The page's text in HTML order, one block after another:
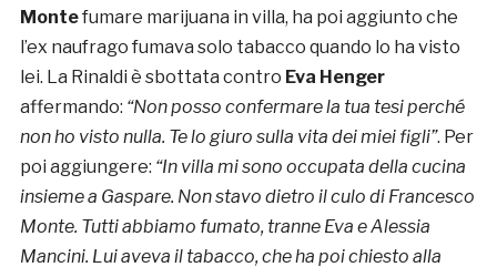
Montefumare marijuana in villa, ha poi aggiunto che
l’ex naufrago fumava solo tabacco quando lo ha visto
lei. La Rinaldi è sbottata contro Eva Henger
affermando: “Non posso confermare la tua tesi perché
non ho visto nulla. Te lo giuro sulla vita dei miei figli”. Per
poi aggiungere: “In villa mi sono occupata della cucina
insieme a Gaspare. Non stavo dietro il culo di Francesco
Monte. Tutti abbiamo fumato, tranne Eva e Alessia
Mancini. Lui aveva il tabacco, che ha poi chiesto alla